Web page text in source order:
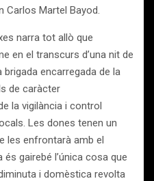
Carlos Martel Bayod.
narra tot allò que
en el transcurs d’una nit de
brigada encarregada de la
de caràcter
la vigilància i control
Les dones tenen un
les enfrontarà amb el
gairebé l’única cosa que
i domèstica revolta